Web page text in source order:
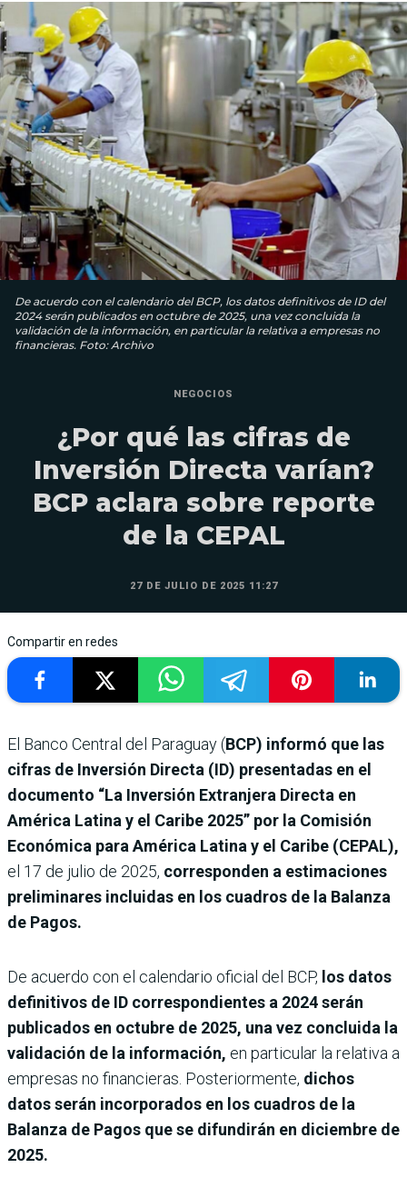
De acuerdo con el calendario del BCP, los datos definitivos de ID del
2024 serán publicados en octubre de 2025, una vez concluida la
validación de la información, en particular la relativa a empresas no
financieras. Foto: Archivo
NEGOCIOS
¿Por qué las cifras de
Inversión Directa varían?
BCP aclara sobre reporte
de la CEPAL
27 DE JULIO DE 2025 11:27
Compartir en redes
El Banco Central del Paraguay (BCP) informó que las
cifras de Inversión Directa (ID) presentadas en el
documento “La Inversión Extranjera Directa en
América Latina y el Caribe 2025” por la Comisión
Económica para América Latina y el Caribe (CEPAL),
el 17 de julio de 2025, corresponden a estimaciones
preliminares incluidas en los cuadros de la Balanza
de Pagos.
De acuerdo con el calendario oficial del BCP, los datos
definitivos de ID correspondientes a 2024 serán
publicados en octubre de 2025, una vez concluida la
validación de la información, en particular la relativa a
empresas no financieras. Posteriormente, dichos
datos serán incorporados en los cuadros de la
Balanza de Pagos que se difundirán en diciembre de
2025.